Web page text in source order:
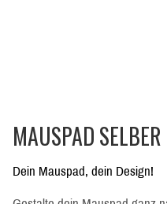
MAUSPAD
Dein Mauspad, dein Design!